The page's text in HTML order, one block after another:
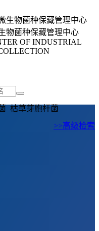
物菌种保藏管理中心
OF INDUSTRIAL
枯草芽胞杆菌
>>高级检索